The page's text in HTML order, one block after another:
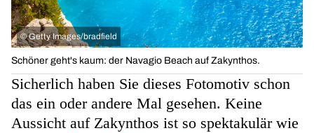
© Getty Images/bradfield
Schöner geht's kaum: der Navagio Beach auf Zakynthos.
Sicherlich haben Sie dieses Fotomotiv schon
das ein oder andere Mal gesehen. Keine
Aussicht auf Zakynthos ist so spektakulär wie